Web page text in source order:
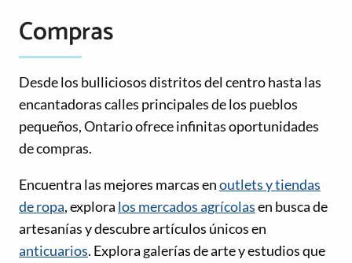
Compras
Desde los bulliciosos distritos del centro hasta las
encantadoras calles principales de los pueblos
pequeños, Ontario ofrece infinitas oportunidades
de compras.
Encuentra las mejores marcas enoutlets y tiendas
de ropa, explora los mercados agrícolasen busca de
artesanías y descubre artículos únicos en
anticuarios. Explora galerías de arte y estudios que